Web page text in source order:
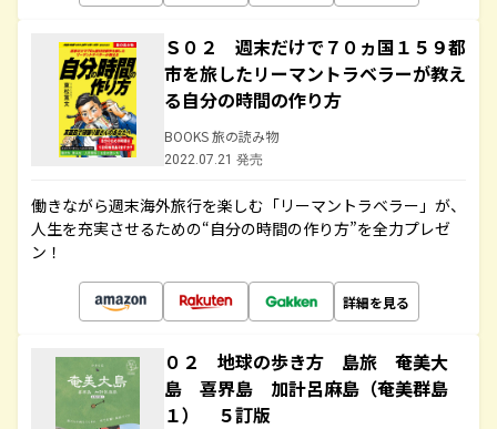
Ｓ０２ 週末だけで７０ヵ国１５９都
市を旅したリーマントラベラーが教え
る自分の時間の作り方
BOOKS 旅の読み物
2022.07.21 発売
働きながら週末海外旅行を楽しむ「リーマントラベラー」が、
人生を充実させるための“自分の時間の作り方”を全力プレゼ
ン！
詳細を見る
０２ 地球の歩き方 島旅 奄美大
島 喜界島 加計呂麻島（奄美群島
１） ５訂版